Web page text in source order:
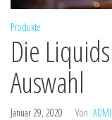
Produkte
Die
Auswahl
Januar 29, 2020 Von